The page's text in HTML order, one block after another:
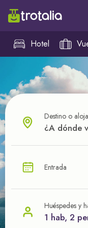
Hotel
¿CUÁL VA A
Destino o
Entrada
Huéspedes y
1 hab, 2